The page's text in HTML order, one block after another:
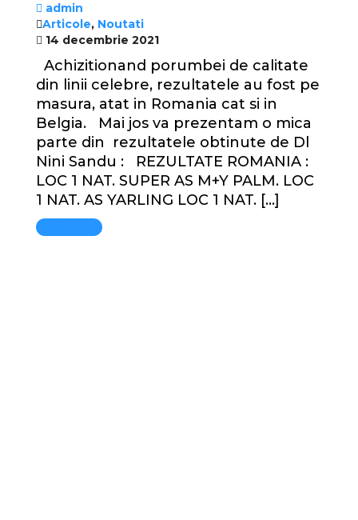
admin
Articole, Noutati
14 decembrie 2021
Achizitionand porumbei de calitate
din linii celebre, rezultatele au fost pe
masura, atat in Romania cat si in
Belgia. Mai jos va prezentam o mica
parte din rezultatele obtinute de Dl
Nini Sandu : REZULTATE ROMANIA :
LOC 1 NAT. SUPER AS M+Y PALM. LOC
1 NAT. AS YARLING LOC 1 NAT. […]
Mai mult